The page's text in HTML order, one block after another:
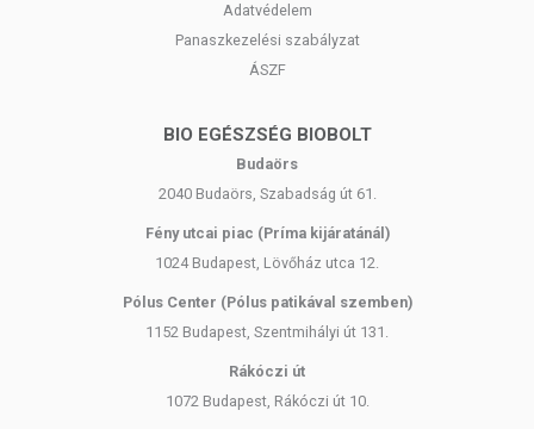
Adatvédelem
Panaszkezelési szabályzat
ÁSZF
BIO EGÉSZSÉG BIOBOLT
Budaörs
2040 Budaörs, Szabadság út 61.
Fény utcai piac (Príma kijáratánál)
1024 Budapest, Lövőház utca 12.
Pólus Center (Pólus patikával szemben)
1152 Budapest, Szentmihályi út 131.
Rákóczi út
1072 Budapest, Rákóczi út 10.